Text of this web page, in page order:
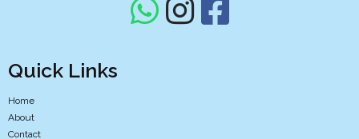
Quick Links
Home
About
Contact